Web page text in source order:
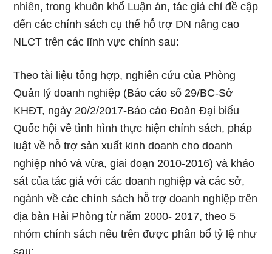
nhiên, trong khuôn khổ Luận án, tác giả chỉ đề cập
đến các chính sách cụ thể hỗ trợ DN nâng cao
NLCT trên các lĩnh vực chính sau:
Theo tài liệu tổng hợp, nghiên cứu của Phòng
Quản lý doanh nghiệp (Báo cáo số 29/BC-Sở
KHĐT, ngày 20/2/2017-Báo cáo Đoàn Đại biểu
Quốc hội về tình hình thực hiện chính sách, pháp
luật về hỗ trợ sản xuất kinh doanh cho doanh
nghiệp nhỏ và vừa, giai đoạn 2010-2016) và khảo
sát của tác giả với các doanh nghiệp và các sở,
ngành về các chính sách hỗ trợ doanh nghiệp trên
địa bàn Hải Phòng từ năm 2000- 2017, theo 5
nhóm chính sách nêu trên được phân bố tỷ lệ như
sau: